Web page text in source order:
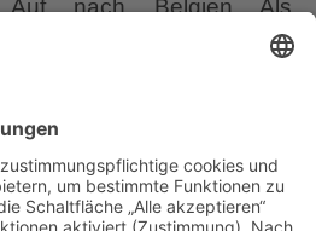
Auf nach Belgien Als
natürlich ein Vorstellung
der Schweiz oder
aber hauptsächlich
Bundesländer. Auch
bin ich schon oft…Dina